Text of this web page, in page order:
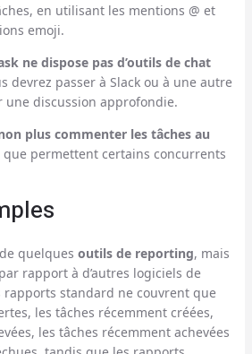
en utilisant les mentions @ et
emoji.
ne dispose pas d’outils de chat
devrez passer à Slack ou à une autre
une discussion approfondie.
plus commenter les tâches au
que permettent certains concurrents
quelques outils de reporting, mais
rapport à d’autres logiciels de
rapports standard ne couvrent que
les tâches récemment créées,
les tâches récemment achevées